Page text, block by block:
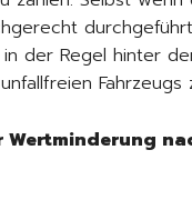
der Regel hinter
Fahrzeugs
Wertminderung